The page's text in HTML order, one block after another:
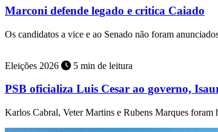
Marconi defende legado e critica Caiado
Os candidatos a vice e ao Senado não foram
Eleições 2026 5 min de leitura
PSB oficializa Luis Cesar ao governo,
Karlos Cabral, Veter Martins e Rubens Marques foram